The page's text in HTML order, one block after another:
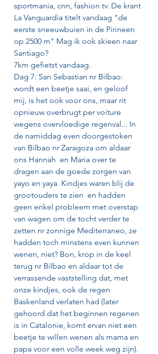
sportmania, cnn, fashion tv. De krant
La Vanguardia titelt vandaag "de
eerste sneeuwbuien in de Pirineen
op 2500 m" Mag ik ook skieen naar
Santiago?
7km gefietst vandaag.
Dag 7: San Sebastian nr Bilbao:
wordt een beetje saai, en geloof
mij, is het ook voor ons, maar rit
opnieuw overbrugt per voiture
wegens overvloedige regenval... In
de namiddag even doorgestoken
van Bilbao nr Zaragoza om aldaar
ons Hannah  en Maria over te
dragen aan de goede zorgen van
yayo en yaya. Kindjes waren blij de
grootouders te zien  en hadden
geen enkel probleem met overstap
van wagen om de tocht verder te
zetten nr zonnige Mediterraneo, ze
hadden toch minstens even kunnen
wenen, niet? Bon, krop in de keel
terug nr Bilbao en aldaar tot de
verrassende vaststelling dat, met
onze kindjes, ook de regen
Baskenland verlaten had (later
gehoord dat het beginnen regenen
is in Catalonie, komt ervan niet een
beetje te willen wenen als mama en
papa voor een volle week weg zijn).